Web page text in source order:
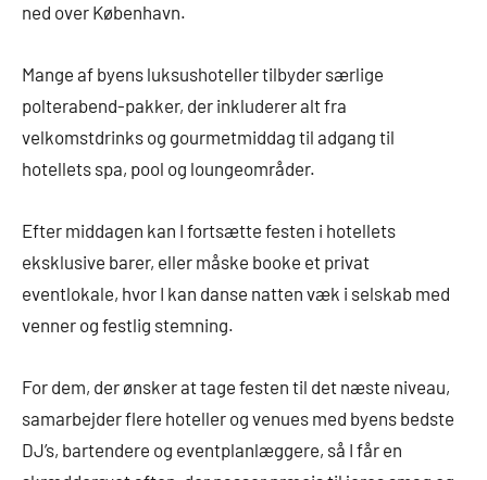
ned over København.
Mange af byens luksushoteller tilbyder særlige
polterabend-pakker, der inkluderer alt fra
velkomstdrinks og gourmetmiddag til adgang til
hotellets spa, pool og loungeområder.
Efter middagen kan I fortsætte festen i hotellets
eksklusive barer, eller måske booke et privat
eventlokale, hvor I kan danse natten væk i selskab med
venner og festlig stemning.
For dem, der ønsker at tage festen til det næste niveau,
samarbejder flere hoteller og venues med byens bedste
DJ’s, bartendere og eventplanlæggere, så I får en